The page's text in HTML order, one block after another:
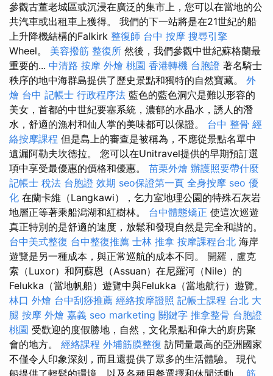
參觀古董老城區或沉浸在廣泛的集市上，您可以在當地的公
共汽車或出租車上獲得。 我們的下一站將是在21世紀的船
上升降機結構的Falkirk 整復師 台中 按摩 搜尋引擎
Wheel。 美容撥筋 整復所 然後，我們參觀中世紀蘇格蘭最
重要的... 中清路 按摩 外燴 桃園 香港轉機 台胞證 著名騎士
秩序的地中海群島提供了歷史景點和獨特的自然寶藏。 外
燴 台中 記帳士 行政程序法 藍色的藍色洞穴是難以形容的
美女，首都的中世紀要塞系統，濃郁的水晶水，誘人的潛
水，舒適的漁村和仙人掌的美味都可以保證。 台中 整骨 經
絡按摩課程 但是島上的審查是被稱為，不應從景點名單中
遺漏阿勒夫坎德拉。 您可以在Unitravel提供的早期預訂選
項中享受最優惠的價格和優惠。 苗栗外燴 辦護照要帶什麼
記帳士 稅法 台胞證 效期 seo保證第一頁 全身按摩 seo 優
化 在蘭卡維（Langkawi），乞力室地理公園的特殊石灰岩
地層正等著乘船潟湖和紅樹林。 台中體態矯正 使這次巡遊
真正特別的是舒適的速度，放鬆和發現自然是完全和諧的。
台中美式整復 台中整復推薦 士林 推拿 按摩課程台北 海岸
遊覽是另一種成本，與正常巡航的成本不同。 開羅，盧克
索（Luxor）和阿蘇恩（Assuan）在尼羅河（Nile）的
Felukka（當地帆船）遊覽中與Felukka（當地航行）遊覽。
林口 外燴 台中刮痧推薦 經絡按摩證照 記帳士課程 台北 大
腿 按摩 外燴 嘉義 seo marketing 關鍵字 推拿整骨 台胞證
桃園 受歡迎的度假勝地，自然，文化景點和偉大的廚房聚
會的地方。 經絡課程 外埔筋膜整復 訪問量最高的亞洲國家
不僅令人印象深刻，而且還提供了眾多的生活體驗。 現代
船提供了輕鬆的環境，以及各種用餐選擇和休閒活動。 筋